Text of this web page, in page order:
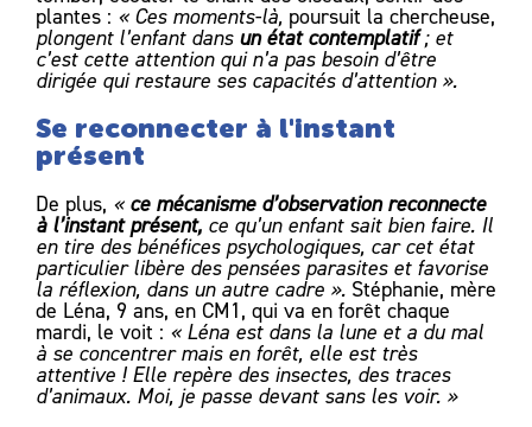
plantes : « Ces moments-là, poursuit la chercheuse,
plongent l’enfant dans un état contemplatif; et
c’est cette attention qui n’a pas besoin d’être
dirigée qui restaure ses capacités d’attention ».
Se reconnecter à l'instant
présent
De plus, « ce mécanisme d’observation reconnecte
à l’instant présent, ce qu’un enfant sait bien faire. Il
en tire des bénéfices psychologiques, car cet état
particulier libère des pensées parasites et favorise
la réflexion, dans un autre cadre ». Stéphanie, mère
de Léna, 9 ans, en CM1, qui va en forêt chaque
mardi, le voit : « Léna est dans la lune et a du mal
à se concentrer mais en forêt, elle est très
attentive ! Elle repère des insectes, des traces
d’animaux. Moi, je passe devant sans les voir. »